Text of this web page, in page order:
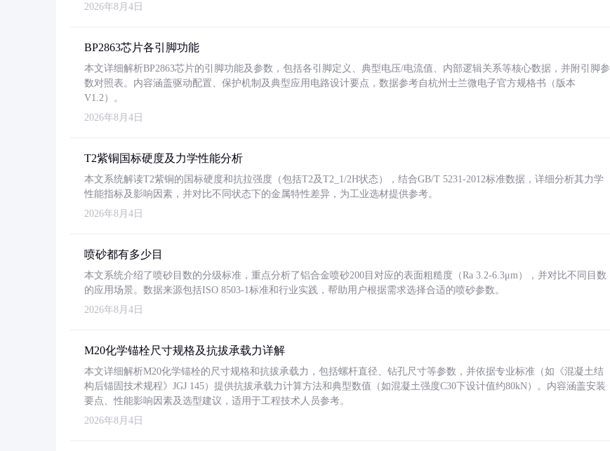
2026年8月4日
BP2863芯片各引脚功能
本文详细解析BP2863芯片的引脚功能及参数，包括各引脚定义、典型电压/电流值、内部逻辑关系等核心数据，并附引脚参
数对照表。内容涵盖驱动配置、保护机制及典型应用电路设计要点，数据参考自杭州士兰微电子官方规格书（版本
V1.2）。
2026年8月4日
T2紫铜国标硬度及力学性能分析
本文系统解读T2紫铜的国标硬度和抗拉强度（包括T2及T2_1/2H状态），结合GB/T 5231-2012标准数据，详细分析其力学
性能指标及影响因素，并对比不同状态下的金属特性差异，为工业选材提供参考。
2026年8月4日
喷砂都有多少目
本文系统介绍了喷砂目数的分级标准，重点分析了铝合金喷砂200目对应的表面粗糙度（Ra 3.2-6.3μm），并对比不同目数
的应用场景。数据来源包括ISO 8503-1标准和行业实践，帮助用户根据需求选择合适的喷砂参数。
2026年8月4日
M20化学锚栓尺寸规格及抗拔承载力详解
本文详细解析M20化学锚栓的尺寸规格和抗拔承载力，包括螺杆直径、钻孔尺寸等参数，并依据专业标准（如《混凝土结
构后锚固技术规程》JGJ 145）提供抗拔承载力计算方法和典型数值（如混凝土强度C30下设计值约80kN）。内容涵盖安装
要点、性能影响因素及选型建议，适用于工程技术人员参考。
2026年8月4日